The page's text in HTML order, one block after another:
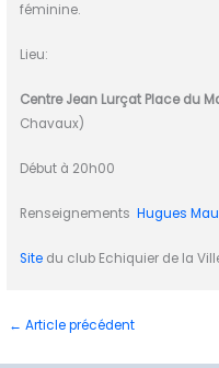
féminine.
Lieu:
Centre Jean Lurçat Place du
Chavaux)
Début à 20h00
RenseignementsHugues
Site du club Echiquier de la
← Article précédent